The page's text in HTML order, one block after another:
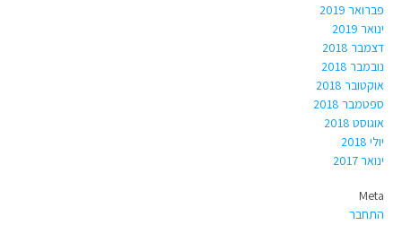
פברואר 2019
ינואר 2019
דצמבר 2018
נובמבר 2018
אוקטובר 2018
ספטמבר 2018
אוגוסט 2018
יולי 2018
ינואר 2017
Meta
התחבר